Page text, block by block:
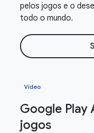
pelos jogos e o
todo o mundo.
Vídeo
Google Play
jogos